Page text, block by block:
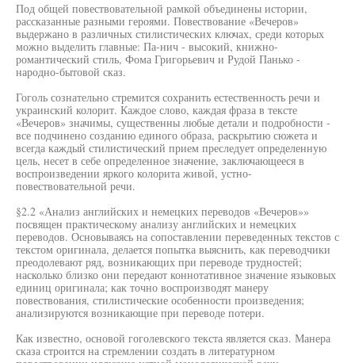
Под общей повествовательной рамкой объединены истории,
рассказанные разными героями. Повествование «Вечеров»
выдержано в различных стилистических ключах, среди которых
можно выделить главные: Па-нич - высокий, книжно-
романтический стиль, Фома Григорьевич и Рудой Панько -
народно-бытовой сказ.
Гоголь сознательно стремится сохранить естественность речи и
украинский колорит. Каждое слово, каждая фраза в тексте
«Вечеров» значимы, существенны любые детали и подробности -
все подчинено созданию единого образа, раскрытию сюжета и
всегда каждый стилистический прием преследует определенную
цель, несет в себе определенное значение, заключающееся в
воспроизведении яркого колорита живой, устно-
повествовательной речи.
§2.2 «Анализ английских и немецких переводов «Вечеров»»
посвящен практическому анализу английских и немецких
переводов. Основываясь на сопоставлении переведенных текстов с
текстом оригинала, делается попытка выяснить, как переводчики
преодолевают ряд, возникающих при переводе трудностей;
насколько близко они передают коннотативное значение языковых
единиц оригинала; как точно воспроизводят манеру
повествования, стилистические особенности произведения;
анализируются возникающие при переводе потери.
Как известно, основой гоголевского текста является сказ. Манера
сказа строится на стремлении создать в литературном